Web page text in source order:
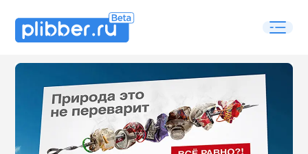
Some SEO Title